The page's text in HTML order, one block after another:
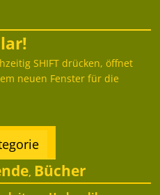
SHIFT drücken, öffnet
neuen Fenster für die
, Bücher